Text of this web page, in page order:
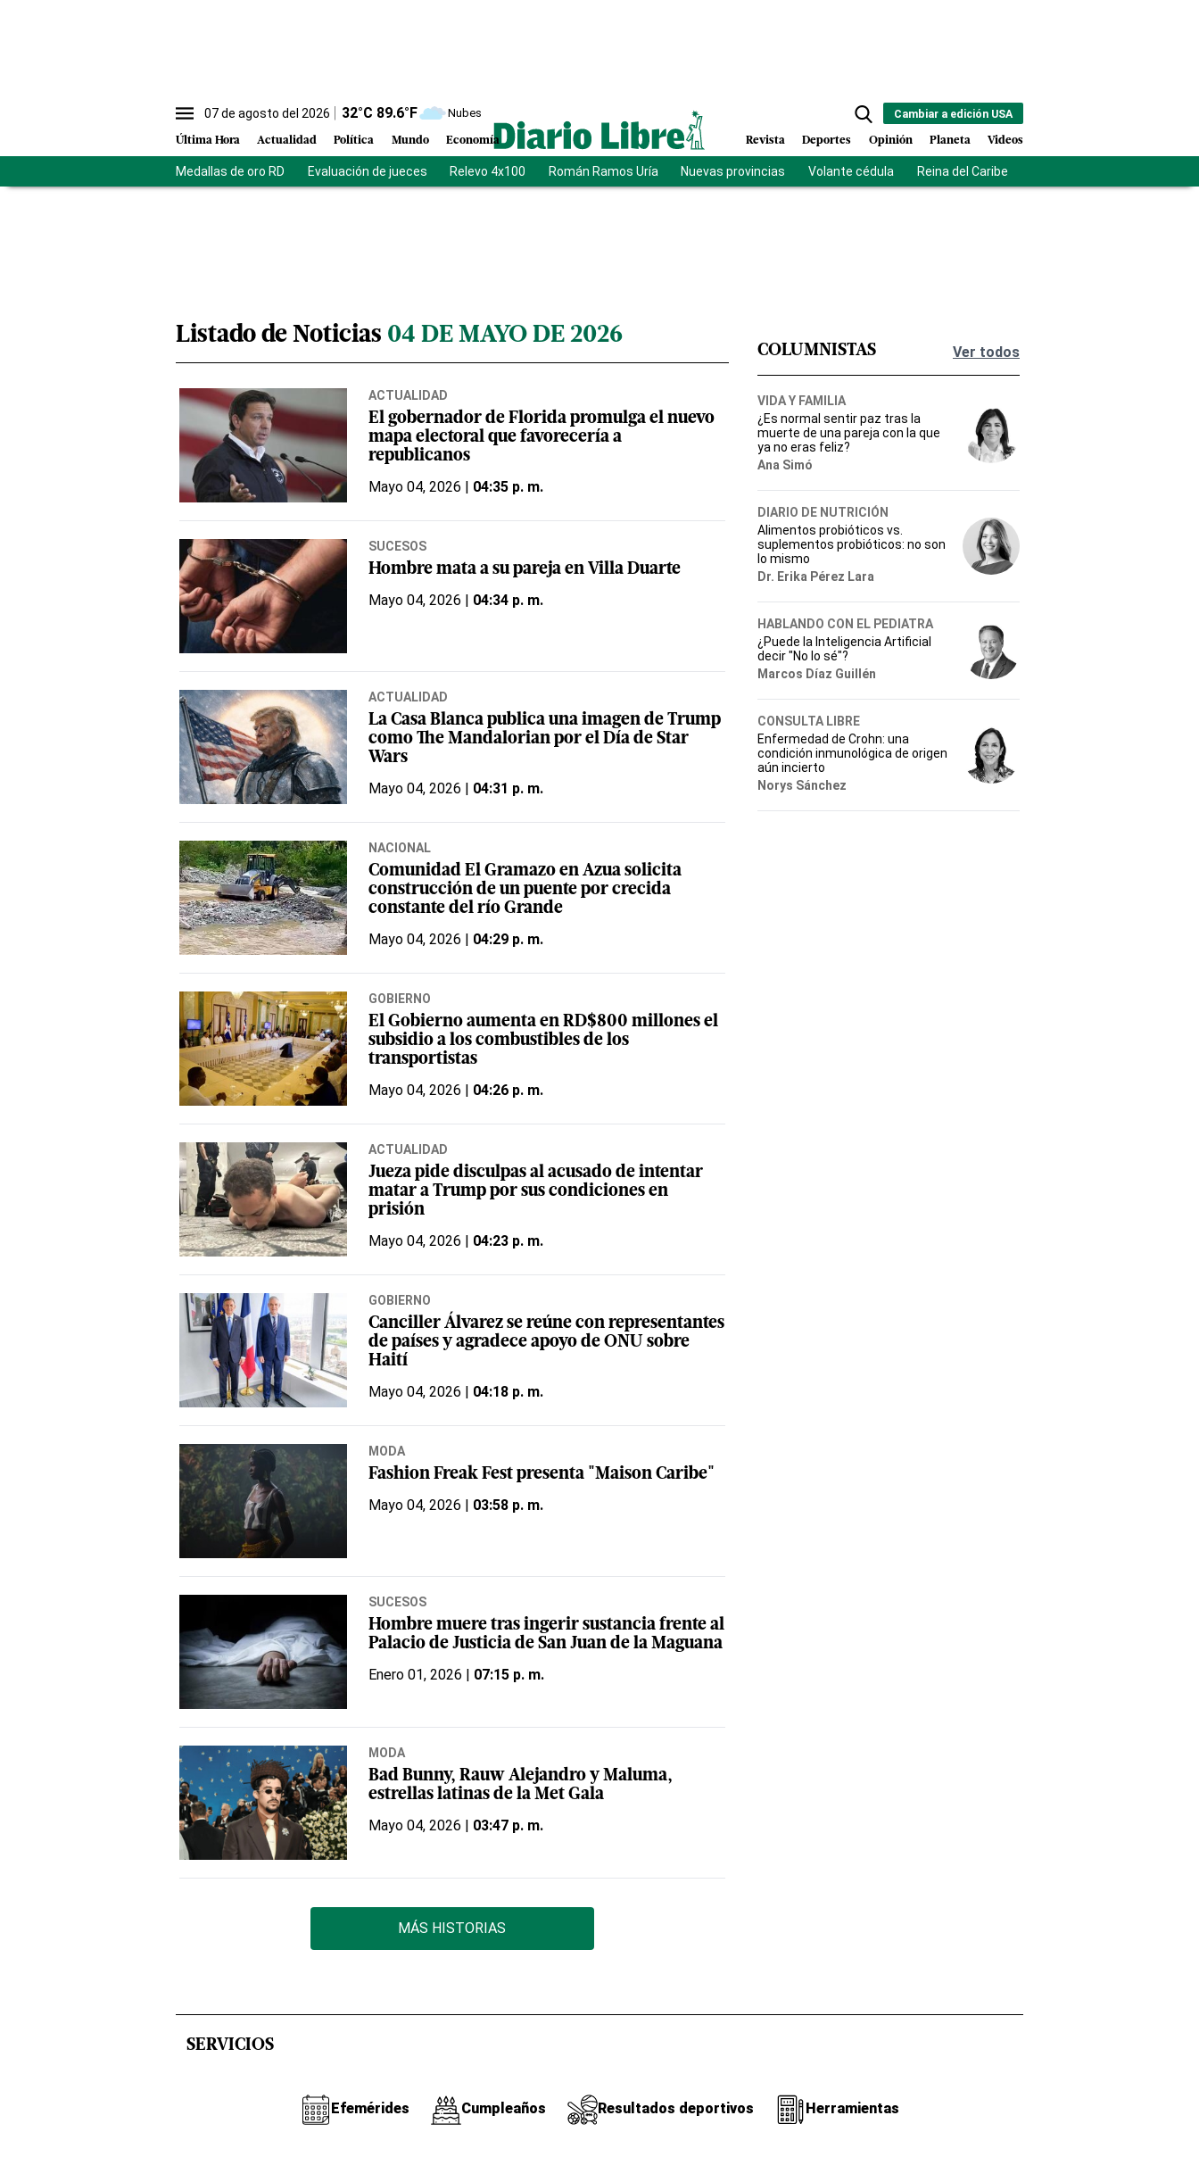
07 de agosto del 2026 32°C 89.6°F Nubes
Última Hora Actualidad Política Mundo Economía
Cambiar a edición USA
Revista Deportes Opinión Planeta Videos
Medallas de oro RD Evaluación de jueces Relevo 4x100 Román Ramos Uría Nuevas provincias Volante cédula Reina del Caribe
Listado de Noticias 04 DE MAYO DE 2026
ACTUALIDAD
El gobernador de Florida promulga el nuevo
mapa electoral que favorecería a
republicanos
Mayo 04, 2026 | 04:35 p. m.
SUCESOS
Hombre mata a su pareja en Villa Duarte
Mayo 04, 2026 | 04:34 p. m.
ACTUALIDAD
La Casa Blanca publica una imagen de Trump
como The Mandalorian por el Día de Star
Wars
Mayo 04, 2026 | 04:31 p. m.
NACIONAL
Comunidad El Gramazo en Azua solicita
construcción de un puente por crecida
constante del río Grande
Mayo 04, 2026 | 04:29 p. m.
GOBIERNO
El Gobierno aumenta en RD$800 millones el
subsidio a los combustibles de los
transportistas
Mayo 04, 2026 | 04:26 p. m.
ACTUALIDAD
Jueza pide disculpas al acusado de intentar
matar a Trump por sus condiciones en
prisión
Mayo 04, 2026 | 04:23 p. m.
GOBIERNO
Canciller Álvarez se reúne con representantes
de países y agradece apoyo de ONU sobre
Haití
Mayo 04, 2026 | 04:18 p. m.
MODA
Fashion Freak Fest presenta "Maison Caribe"
Mayo 04, 2026 | 03:58 p. m.
SUCESOS
Hombre muere tras ingerir sustancia frente al
Palacio de Justicia de San Juan de la Maguana
Enero 01, 2026 | 07:15 p. m.
MODA
Bad Bunny, Rauw Alejandro y Maluma,
estrellas latinas de la Met Gala
Mayo 04, 2026 | 03:47 p. m.
MÁS HISTORIAS
Ver todos
COLUMNISTAS
VIDA Y FAMILIA
¿Es normal sentir paz tras la
muerte de una pareja con la que
ya no eras feliz?
Ana Simó
DIARIO DE NUTRICIÓN
Alimentos probióticos vs.
suplementos probióticos: no son
lo mismo
Dr. Erika Pérez Lara
HABLANDO CON EL PEDIATRA
¿Puede la Inteligencia Artificial
decir "No lo sé"?
Marcos Díaz Guillén
CONSULTA LIBRE
Enfermedad de Crohn: una
condición inmunológica de origen
aún incierto
Norys Sánchez
SERVICIOS
Efemérides Cumpleaños Resultados deportivos Herramientas